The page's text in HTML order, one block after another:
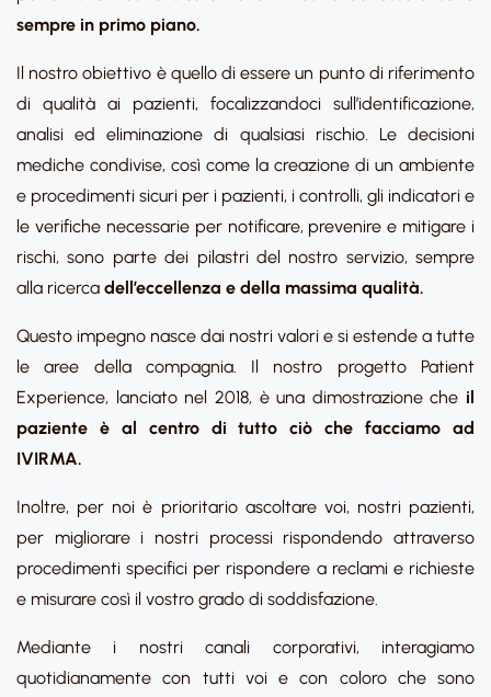
sempre in primo piano.
Il nostro obiettivo è quello di essere un punto di riferimento
di qualità ai pazienti, focalizzandoci sull’identificazione,
analisi ed eliminazione di qualsiasi rischio. Le decisioni
mediche condivise, così come la creazione di un ambiente
e procedimenti sicuri per i pazienti, i controlli, gli indicatori e
le verifiche necessarie per notificare, prevenire e mitigare i
rischi, sono parte dei pilastri del nostro servizio, sempre
alla ricerca dell’eccellenza e della massima qualità.
Questo impegno nasce dai nostri valori e si estende a tutte
le aree della compagnia. Il nostro progetto Patient
Experience, lanciato nel 2018, è una dimostrazione che il
paziente è al centro di tutto ciò che facciamo ad
IVIRMA.
Inoltre, per noi è prioritario ascoltare voi, nostri pazienti,
per migliorare i nostri processi rispondendo attraverso
procedimenti specifici per rispondere a reclami e richieste
e misurare così il vostro grado di soddisfazione.
Mediante i nostri canali corporativi, interagiamo
quotidianamente con tutti voi e con coloro che sono